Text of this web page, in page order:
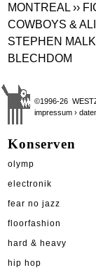
MONTREAL ››
COWBOYS &
STEPHEN
BLECHDOM
©1996-26
impressum ›
Konserven
olymp
electronik
fear no jazz
floorfashion
hard & heavy
hip hop